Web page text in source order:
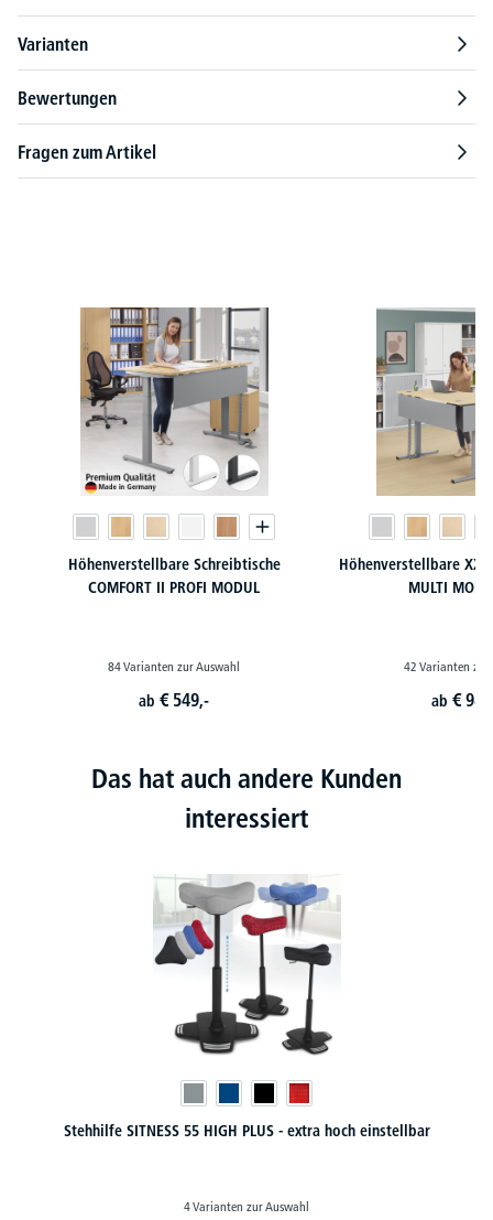
Varianten
Bewertungen
Fragen zum Artikel
Höhenverstellbare Schreibtische
COMFORT II PROFI MODUL
84 Varianten zur Auswahl
ab€ 549,-
Höhenverstellbare
MULTI
42 Varianten zur
ab €
Das hat auch andere Kunden
interessiert
Stehhilfe SITNESS 55 HIGH PLUS - extra hoch einstellbar
4 Varianten zur Auswahl